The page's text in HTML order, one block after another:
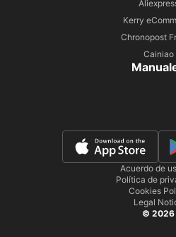
Kerry
Chronopost
Cainiao
Acuerdo de
Política de
Cookies
Legal
© 2026